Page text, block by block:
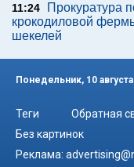
11:24
Прокуратура
крокодиловой
шекелей
Понедельник, 10 августа
Теги Обратная
Без картинок
Реклама: